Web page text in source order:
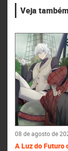
Veja
08 de agosto de
A Luz do Futuro